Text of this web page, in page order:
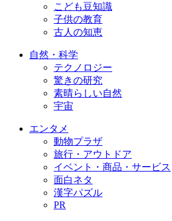
こども豆知識
子供の教育
古人の知恵
自然・科学
テクノロジー
驚きの研究
素晴らしい自然
宇宙
エンタメ
動物プラザ
旅行・アウトドア
イベント・商品・サービス
面白ネタ
漢字パズル
PR